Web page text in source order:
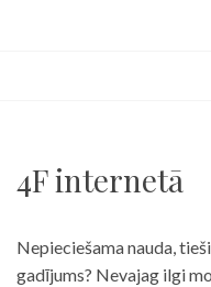
4F internetā
Nepieciešama nauda,
gadījums? Nevajag ilgi